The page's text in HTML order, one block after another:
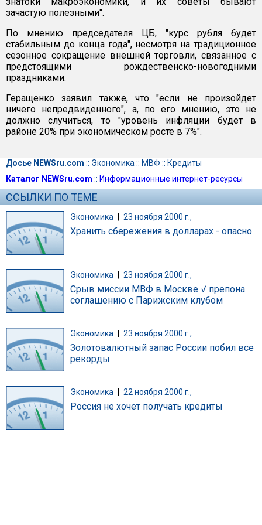
зачастую полезными".
По мнению председателя ЦБ, "курс рубля будет
стабильным до конца года", несмотря на традиционное
сезонное сокращение внешней торговли, связанное с
предстоящими рождественско-новогодними
праздниками.
Геращенко заявил также, что "если не произойдет
ничего непредвиденного", а, по его мнению, это не
должно случиться, то "уровень инфляции будет в
районе 20% при экономическом росте в 7%".
Досье NEWSru.com :: Экономика :: МВФ :: Кредиты
Каталог NEWSru.com :: Информационные интернет-ресурсы
ССЫЛКИ ПО ТЕМЕ
Экономика | 23 ноября 2000 г.,
Хранить сбережения в долларах - опасно
Экономика | 23 ноября 2000 г.,
Срыв миссии МВФ в Москве √ препона
соглашению с Парижским клубом
Экономика 23 ноября 2000 г.,
Золотовалютный запас России побил все
рекорды
Экономика 22 ноября 2000 г.,
Россия не хочет получать кредиты